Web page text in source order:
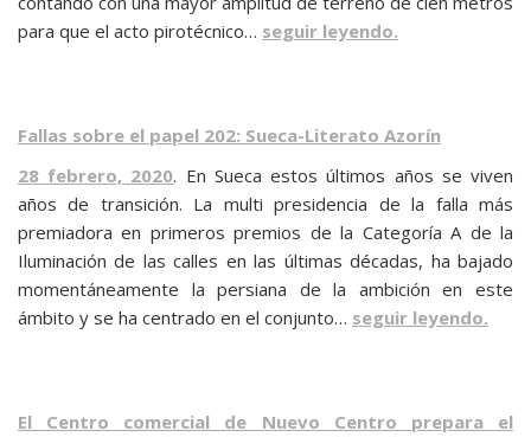
para que el acto pirotécnico… seguir leyendo.
Fallas sobre el papel 202: Sueca-Literato Azorín
28 febrero, 2020. En Sueca estos últimos años se viven
años de transición. La multi presidencia de la falla más
premiadora en primeros premios de la Categoría A de la
Iluminación de las calles en las últimas décadas, ha bajado
momentáneamente la persiana de la ambición en este
ámbito y se ha centrado en el conjunto… seguir leyendo.
El Centro comercial de Nuevo Centro prepara el